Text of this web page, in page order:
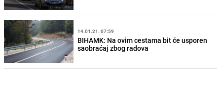
14.01.21. 07:59
BIHAMK: Na ovim cestama bit će usporen
saobraćaj zbog radova